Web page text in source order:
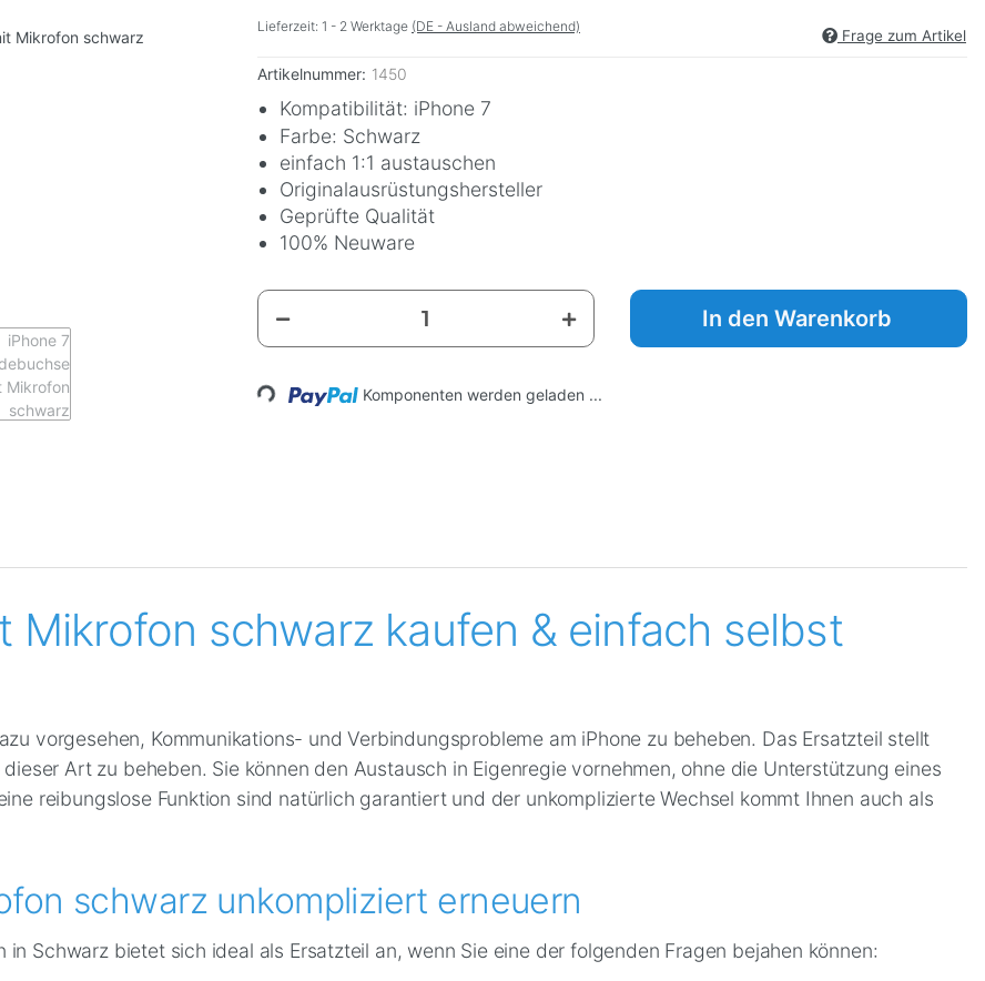
Lieferzeit: 1 - 2 Werktage (DE - Ausland abweichend)
Frage zum Artikel
Artikelnummer: 1450
Kompatibilität: iPhone 7
Farbe: Schwarz
einfach 1:1 austauschen
Originalausrüstungshersteller
Geprüfte Qualität
100% Neuware
In den Warenkorb
Loading... Komponenten werden geladen ...
Mikrofon schwarz kaufen & einfach selbst
vorgesehen, Kommunikations- und Verbindungsprobleme am iPhone zu beheben. Das Ersatzteil stellt
Art zu beheben. Sie können den Austausch in Eigenregie vornehmen, ohne die Unterstützung eines
reibungslose Funktion sind natürlich garantiert und der unkomplizierte Wechsel kommt Ihnen auch als
schwarz unkompliziert erneuern
Schwarz bietet sich ideal als Ersatzteil an, wenn Sie eine der folgenden Fragen bejahen können: